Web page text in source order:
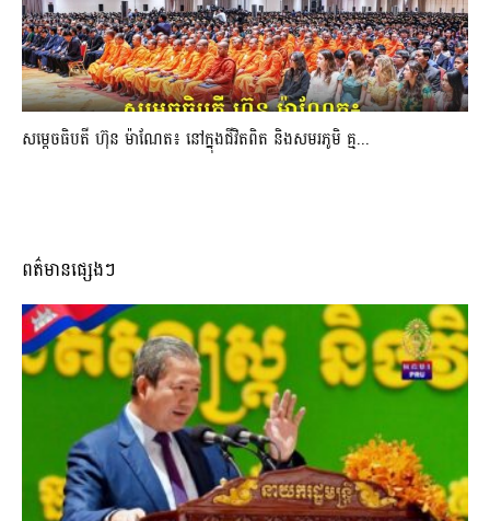
សម្តេចធិបតី ហ៊ុន ម៉ាណែត៖ នៅក្នុងជីវិតពិត និងសមរភូមិ គ្ម...
ពត៌មានផ្សេងៗ